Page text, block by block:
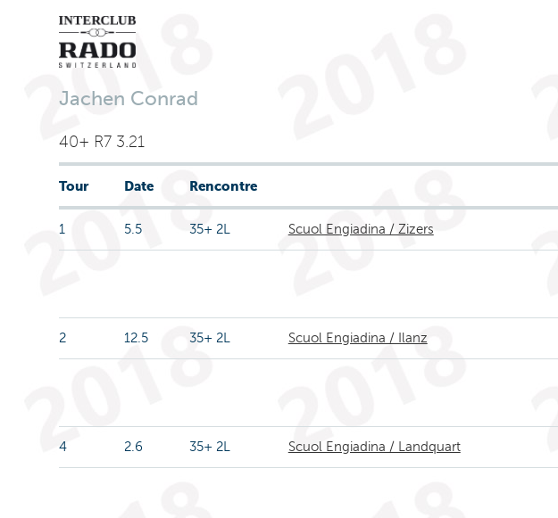
Jachen Conrad
40+ R7 3.21
Tour Date Rencontre
1 5.5 35+ 2L Scuol Engiadina / Zizers
2 12.5 35+ 2L Scuol Engiadina / Ilanz
4 2.6 35+ 2L Scuol Engiadina / Landquart